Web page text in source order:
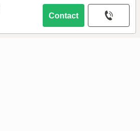
Contact
Privacy policy